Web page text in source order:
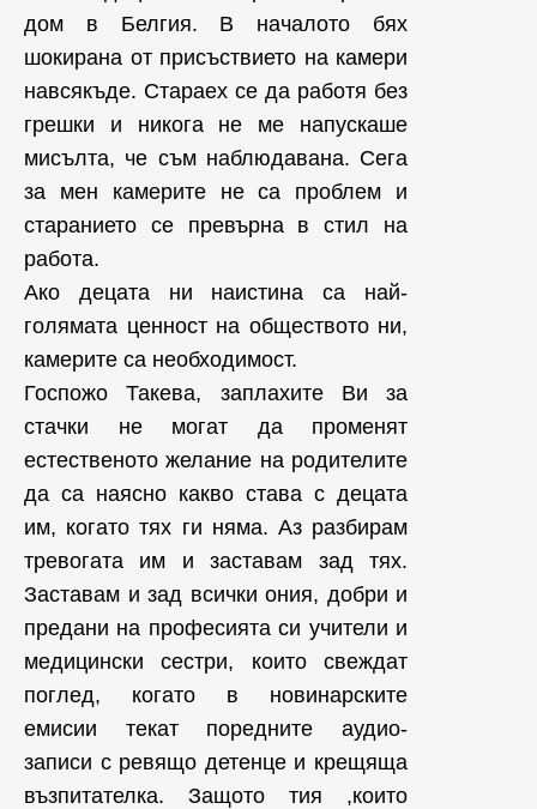
дом в Белгия. В началото бях
шокирана от присъствието на камери
навсякъде. Стараех се да работя без
грешки и никога не ме напускаше
мисълта, че съм наблюдавана. Сега
за мен камерите не са проблем и
старанието се превърна в стил на
работа.
Ако децата ни наистина са най-
голямата ценност на обществото ни,
камерите са необходимост.
Госпожо Такева, заплахите Ви за
стачки не могат да променят
естественото желание на родителите
да са наясно какво става с децата
им, когато тях ги няма. Аз разбирам
тревогата им и заставам зад тях.
Заставам и зад всички ония, добри и
предани на професията си учители и
медицински сестри, които свеждат
поглед, когато в новинарските
емисии текат поредните аудио-
записи с ревящо детенце и крещяща
възпитателка. Защото тия ,които